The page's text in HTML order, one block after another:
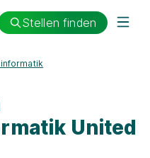
Stellen finden
United